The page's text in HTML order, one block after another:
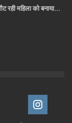
रही महिला को बनाया…